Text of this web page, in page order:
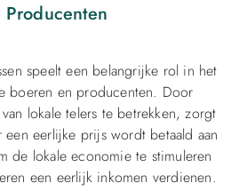
speelt een belangrijke rol in het
boeren en producenten. Door
lokale telers te betrekken, zorgt
eerlijke prijs wordt betaald aan
de lokale economie te stimuleren
een eerlijk inkomen verdienen.